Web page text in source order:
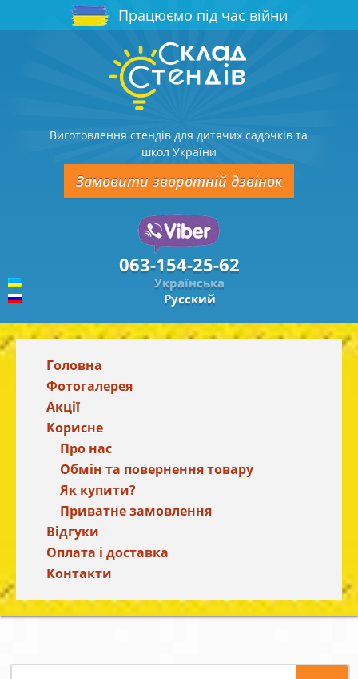
Працюємо під час війни
Виготовлення стендів для дитячих садочків та
школ України
Замовити зворотній дзвінок
063-154-25-62
Українська
Русский
Головна
Фотогалерея
Акції
Корисне
Про нас
Обмін та повернення товару
Як купити?
Приватне замовлення
Відгуки
Оплата і доставка
Контакти